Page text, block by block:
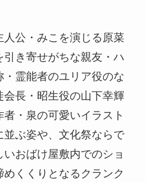
公・みこを演じる原菜
引き寄せがちな親友・ハ
霊能者のユリア役のな
会長・昭生役の山下幸輝
・泉の可愛いイラスト
ぶ姿や、文化祭ならで
おばけ屋敷内でのショ
くくりとなるクランク